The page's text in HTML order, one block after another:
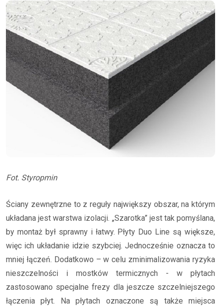
Fot. Styropmin
Ściany zewnętrzne to z reguły największy obszar, na którym
układana jest warstwa izolacji. „Szarotka” jest tak pomyślana,
by montaż był sprawny i łatwy. Płyty Duo Line są większe,
więc ich układanie idzie szybciej. Jednocześnie oznacza to
mniej łączeń. Dodatkowo – w celu zminimalizowania ryzyka
nieszczelności i mostków termicznych - w płytach
zastosowano specjalne frezy dla jeszcze szczelniejszego
łączenia płyt. Na płytach oznaczone są także miejsca